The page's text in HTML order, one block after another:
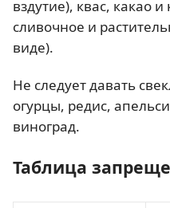
вздутие), квас, какао
сливочное и
виде).
Не следует давать
огурцы, редис,
виноград.
Таблица